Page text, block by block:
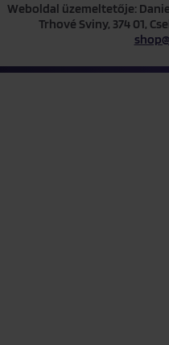
Weboldal üzemeltetője:
Trhové Sviny, 374 01,